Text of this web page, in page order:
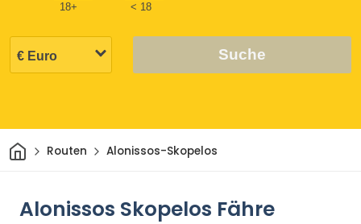
18+ < 18
Suche
HeimRouten Alonissos-Skopelos
Alonissos Skopelos Fähre